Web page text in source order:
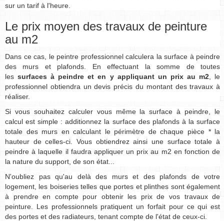
sur un tarif à l'heure.
Le prix moyen des travaux de peinture
au m2
Dans ce cas, le peintre professionnel calculera la surface à peindre
des murs et plafonds. En effectuant la somme de toutes
les surfaces à peindre et en y appliquant un prix au m2 , le
professionnel obtiendra un devis précis du montant des travaux à
réaliser.
Si vous souhaitez calculer vous même la surface à peindre, le
calcul est simple : additionnez la surface des plafonds à la surface
totale des murs en calculant le périmètre de chaque pièce * la
hauteur de celles-ci. Vous obtiendrez ainsi une surface totale à
peindre à laquelle il faudra appliquer un prix au m2 en fonction de
la nature du support, de son état...
N'oubliez pas qu'au delà des murs et des plafonds de votre
logement, les boiseries telles que portes et plinthes sont également
à prendre en compte pour obtenir les prix de vos travaux de
peinture. Les professionnels pratiquent un forfait pour ce qui est
des portes et des radiateurs, tenant compte de l'état de ceux-ci.